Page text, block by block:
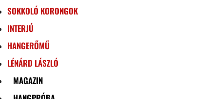
SOKKOLÓ KORONGOK
INTERJÚ
HANGERŐMŰ
LÉNÁRD LÁSZLÓ
MAGAZIN